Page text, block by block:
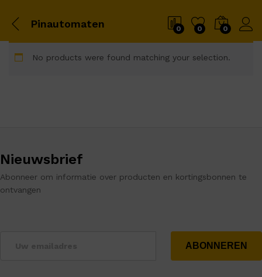
Pinautomaten 0 0 0
No products were found matching your selection.
Nieuwsbrief
Abonneer om informatie over producten en kortingsbonnen te
ontvangen